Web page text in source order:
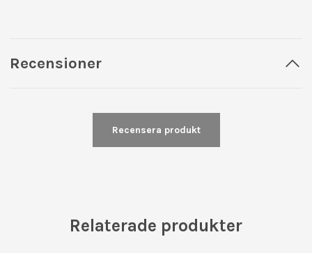
Recensioner
Recensera produkt
Relaterade produkter